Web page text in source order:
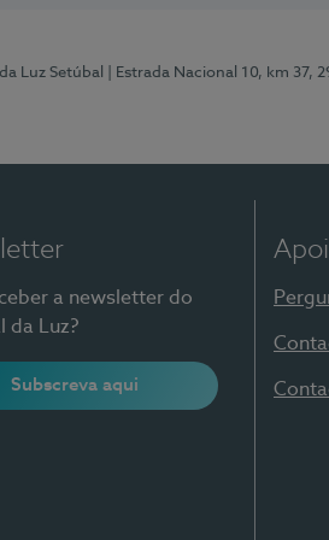
Luz Setúbal | Estrada Nacional 10, km 37,
a newsletter do
da Luz?
Subscreva aqui